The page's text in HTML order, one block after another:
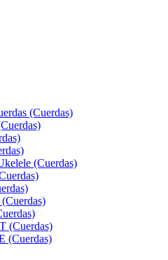
(Cuerdas)
(Cuerdas)
(Cuerdas)
(Cuerdas)